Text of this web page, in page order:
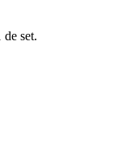
de set.